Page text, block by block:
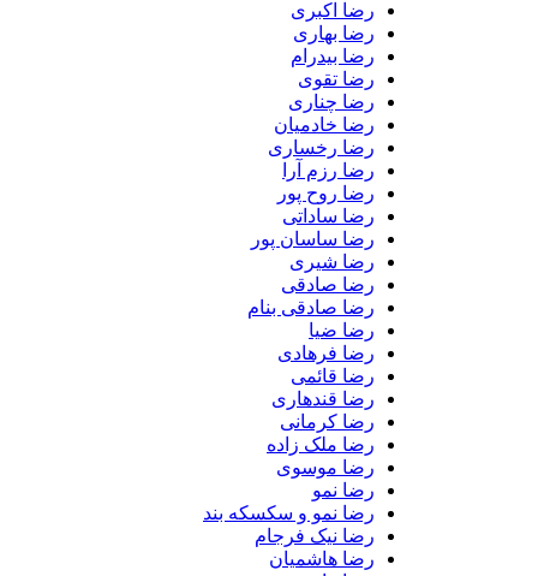
رضا اکبری
رضا بهاری
رضا بیدرام
رضا تقوی
رضا چناری
رضا خادمیان
رضا رخساری
رضا رزم آرا
رضا روح پور
رضا ساداتی
رضا ساسان پور
رضا شیری
رضا صادقی
رضا صادقی بنام
رضا ضیا
رضا فرهادی
رضا قائمی
رضا قندهاری
رضا کرمانی
رضا ملک زاده
رضا موسوی
رضا نمو
رضا نمو و سکسکه بند
رضا نیک فرجام
رضا هاشمیان